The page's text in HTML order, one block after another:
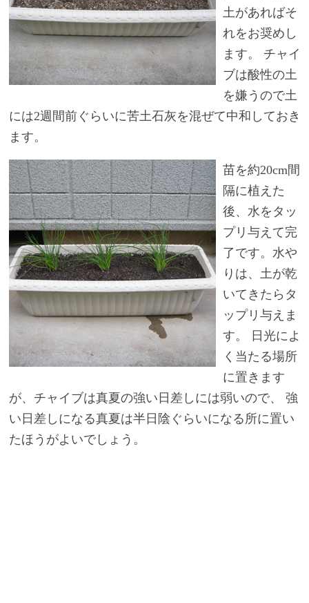
土があればそ
れをお奨めし
ます。 チャイ
ブは酸性の土
を嫌うので土
には2週間前ぐらいに苦土石灰を混ぜて中和しておき
ます。
苗を約20cm間
隔に植えた
後、水をタッ
プリ与えて完
了です。水や
りは、土が乾
いてきたらタ
ップリ与えま
す。 日光によ
く当たる場所
に置きます
が、チャイブは真夏の強い日差しには弱いので、 強
い日差しになる真夏は半日陰ぐらいになる所に置い
たほうがよいでしょう。